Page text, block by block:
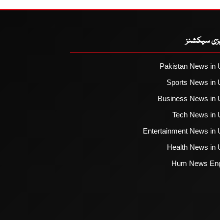
سیکشنز
Pakistan News in
Sports News in
Business News in
Tech News in
Entertainment News in
Health News in
Hum News